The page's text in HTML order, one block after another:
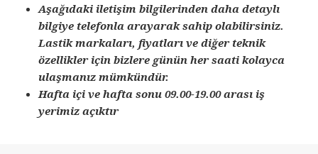
Aşağıdaki iletişim bilgilerinden daha detaylı
bilgiye telefonla arayarak sahip olabilirsiniz.
Lastik markaları, fiyatları ve diğer teknik
özellikler için bizlere günün her saati kolayca
ulaşmanız mümkündür.
Hafta içi ve hafta sonu 09.00-19.00 arası iş
yerimiz açıktır